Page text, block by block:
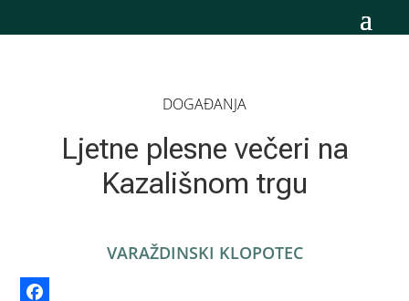
DOGAĐANJA
Ljetne plesne večeri na
Kazališnom trgu
VARAŽDINSKI KLOPOTEC